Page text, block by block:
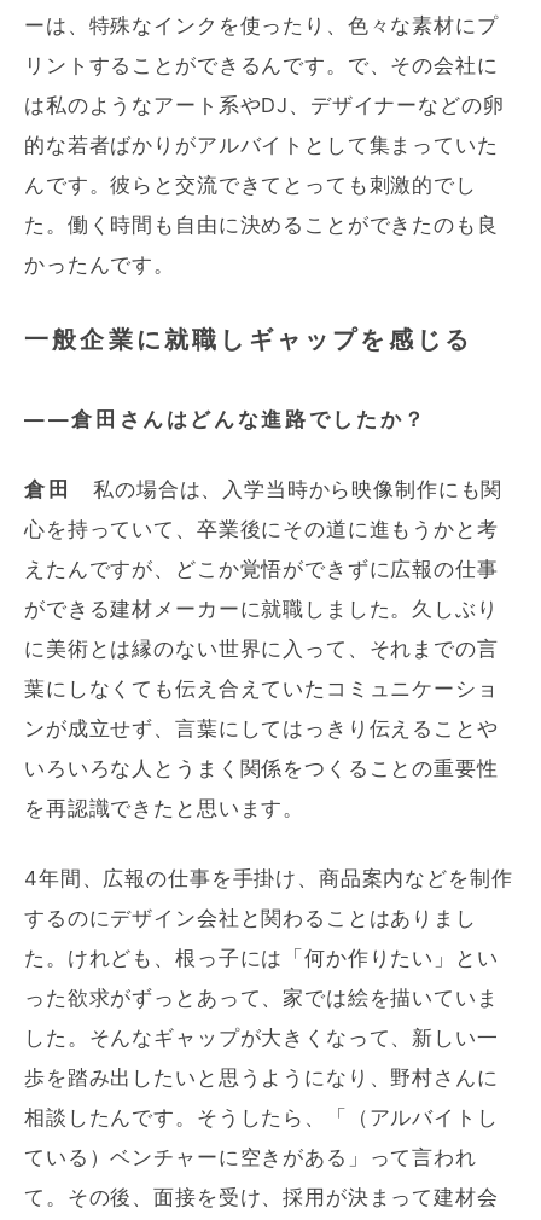
ーは、特殊なインクを使ったり、色々な素材にプ
リントすることができるんです。で、その会社に
は私のようなアート系やDJ、デザイナーなどの卵
的な若者ばかりがアルバイトとして集まっていた
んです。彼らと交流できてとっても刺激的でし
た。働く時間も自由に決めることができたのも良
かったんです。
一般企業に就職しギャップを感じる
――倉田さんはどんな進路でしたか？
倉田
私の場合は、入学当時から映像制作にも関
心を持っていて、卒業後にその道に進もうかと考
えたんですが、どこか覚悟ができずに広報の仕事
ができる建材メーカーに就職しました。久しぶり
に美術とは縁のない世界に入って、それまでの言
葉にしなくても伝え合えていたコミュニケーショ
ンが成立せず、言葉にしてはっきり伝えることや
いろいろな人とうまく関係をつくることの重要性
を再認識できたと思います。
4年間、広報の仕事を手掛け、商品案内などを制作
するのにデザイン会社と関わることはありまし
た。けれども、根っ子には「何か作りたい」とい
った欲求がずっとあって、家では絵を描いていま
した。そんなギャップが大きくなって、新しい一
歩を踏み出したいと思うようになり、野村さんに
相談したんです。そうしたら、「（アルバイトし
ている）ベンチャーに空きがある」って言われ
て。その後、面接を受け、採用が決まって建材会